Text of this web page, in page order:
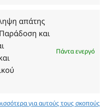
απάτης
και
Πάντα ενεργό
για αυτούς τους σκοπούς